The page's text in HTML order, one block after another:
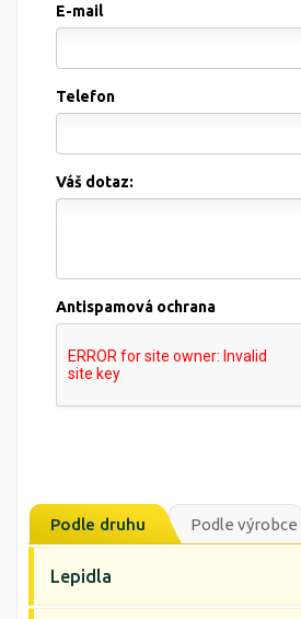
E-mail
Telefon
Váš dotaz:
Antispamová ochrana
Podle druhu Podle výrobce
Lepidla